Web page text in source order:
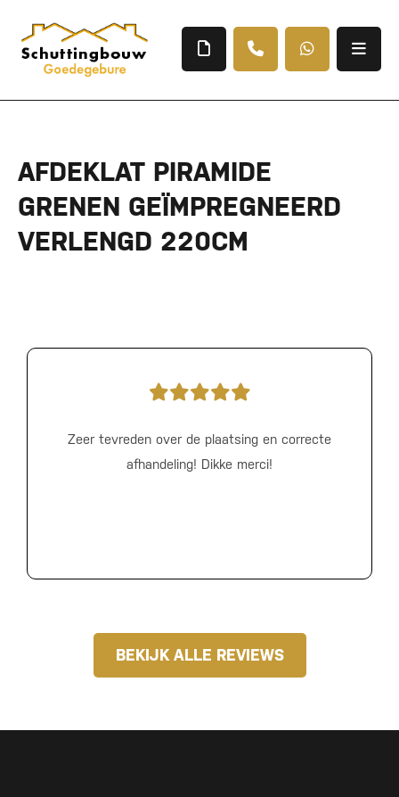
AFDEKLAT PIRAMIDE
GRENEN GEÏMPREGNEERD
VERLENGD 220CM
Zeer tevreden over de plaatsing en correcte
afhandeling! Dikke merci!
BEKIJK ALLE REVIEWS